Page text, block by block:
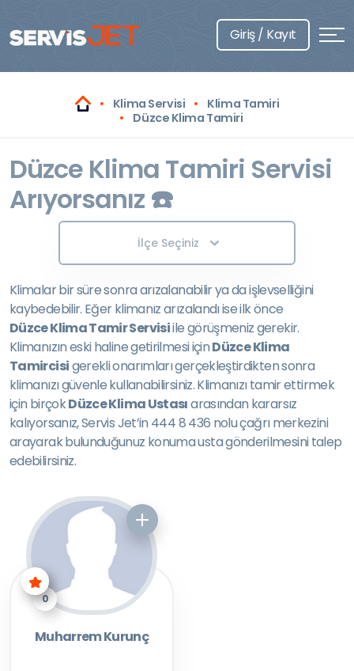
Giriş / Kayıt
Klima Servisi
Klima Tamiri
Düzce Klima Tamiri
Düzce Klima Tamiri Servisi
Arıyorsanız ☎️
İlçe Seçiniz
Klimalar bir süre sonra arızalanabilir ya da işlevselliğini
kaybedebilir. Eğer klimanız arızalandı ise ilk önce
Düzce Klima Tamir Servisiile görüşmeniz gerekir.
Klimanızın eski haline getirilmesi içinDüzce Klima
Tamircisigerekli onarımları gerçekleştirdikten sonra
klimanızı güvenle kullanabilirsiniz. Klimanızı tamir ettirmek
için birçokDüzce Klima Ustasıarasından kararsız
kalıyorsanız, Servis Jet’in 444 8 436 nolu çağrı merkezini
arayarak bulunduğunuz konuma usta gönderilmesini talep
edebilirsiniz.
0
Muharrem Kurunç